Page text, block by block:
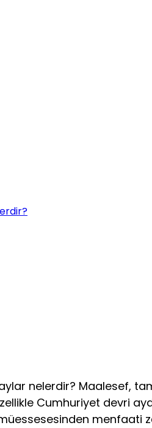
nelerdir? Maalesef, tam
Cumhuriyet devri
menfaati